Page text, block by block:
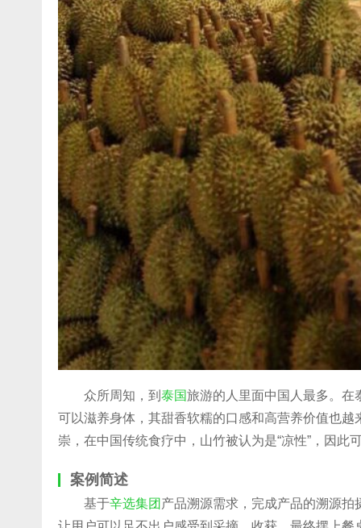
众所周知，到 泰国旅游的人里面中国人最多。在
可以滋养身体，其甜香软糯的口感和高营养价值也
崇，在中国传统食疗中，山竹被认为是“凉性”，因此
案例简述
基于辛选集团 产品溯源需求，完成产品的溯源